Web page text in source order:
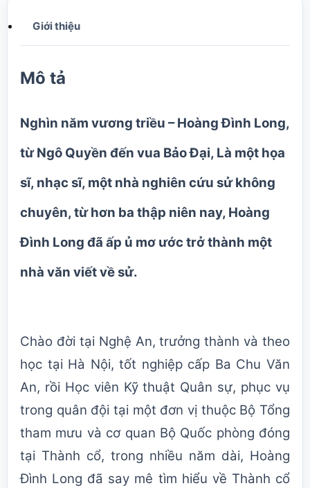
Giới thiệu
Mô tả
Nghìn năm vương triều – Hoàng Đình Long,
từ Ngô Quyền đến vua Bảo Đại, Là một họa
sĩ, nhạc sĩ, một nhà nghiên cứu sử không
chuyên, từ hơn ba thập niên nay, Hoàng
Đình Long đã ấp ủ mơ ước trở thành một
nhà văn viết về sử.
Chào đời tại Nghệ An, trưởng thành và theo
học tại Hà Nội, tốt nghiệp cấp Ba Chu Văn
An, rồi Học viên Kỹ thuật Quân sự, phục vụ
trong quân đội tại một đơn vị thuộc Bộ Tổng
tham mưu và cơ quan Bộ Quốc phòng đóng
tại Thành cổ, trong nhiều năm dài, Hoàng
Đình Long đã say mê tìm hiểu về Thành cổ